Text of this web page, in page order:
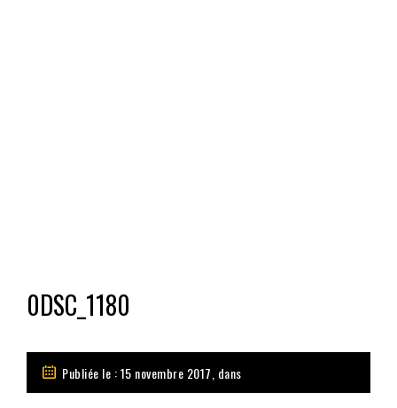
0DSC_1180
Publiée le : 15 novembre 2017, dans